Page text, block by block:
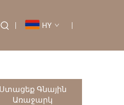
HY
Ստացեք Գնային
Առաջարկ